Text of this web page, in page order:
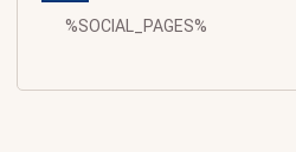
%SOCIAL_PAGES%